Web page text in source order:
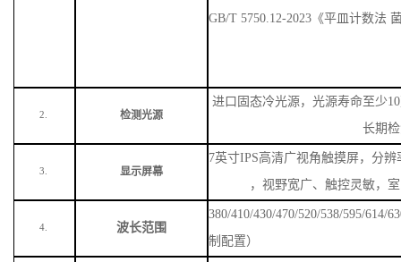
GB/T 5750.12-2023《平皿计数法
2. 检测光源
进口固态冷光源，光源寿命至少
长期
3. 显示屏幕
7英寸IPS高清广视角触摸屏，分
，视野宽广、触控灵敏，
4. 波长范围
380/410/430/470/520/538/595/614/
制配置）